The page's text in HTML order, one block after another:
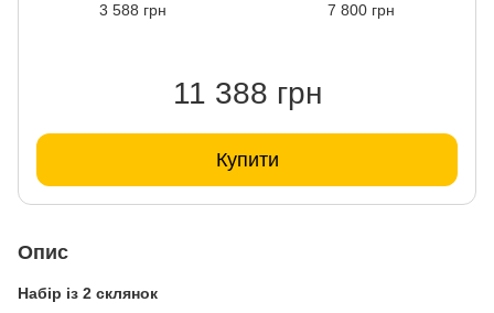
3 588 грн 7 800 грн
11 388 грн
Купити
Опис
Набір із 2 склянок